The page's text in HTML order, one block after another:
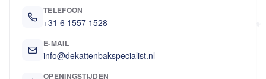
TELEFOON
+31 6 1557 1528
E-MAIL
info@dekattenbakspecialist.nl
OPENINGSTIJDEN